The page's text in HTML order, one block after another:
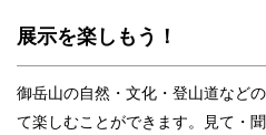
展示を楽しもう！
御岳山の自然・文化・登山道など
て楽しむことができます。見て・